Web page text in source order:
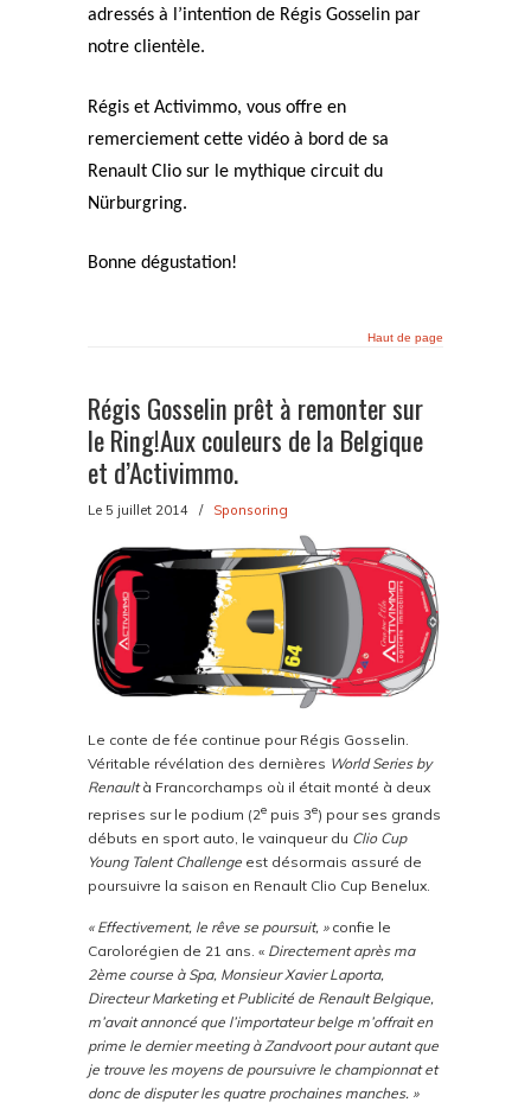
adressés à l’intention de Régis Gosselin par
notre clientèle.
Régis et Activimmo, vous offre en
remerciement cette vidéo à bord de sa
Renault Clio sur le mythique circuit du
Nürburgring.
Bonne dégustation!
Haut de page
Régis Gosselin prêt à remonter sur
le Ring!Aux couleurs de la Belgique
et d’Activimmo.
Le 5 juillet 2014 / Sponsoring
Le conte de fée continue pour Régis Gosselin.
Véritable révélation des dernières World Series by
Renaultà Francorchamps où il était monté à deux
reprises sur le podium (2e puis 3e) pour ses grands
débuts en sport auto, le vainqueur du Clio Cup
Young Talent Challenge est désormais assuré de
poursuivre la saison en Renault Clio Cup Benelux.
« Effectivement, le rêve se poursuit, » confie le
Carolorégien de 21 ans. « Directement après ma
2ème course à Spa, Monsieur Xavier Laporta,
Directeur Marketing et Publicité de Renault Belgique,
m’avait annoncé que l’importateur belge m’offrait en
prime le dernier meeting à Zandvoort pour autant que
je trouve les moyens de poursuivre le championnat et
donc de disputer les quatre prochaines manches. »